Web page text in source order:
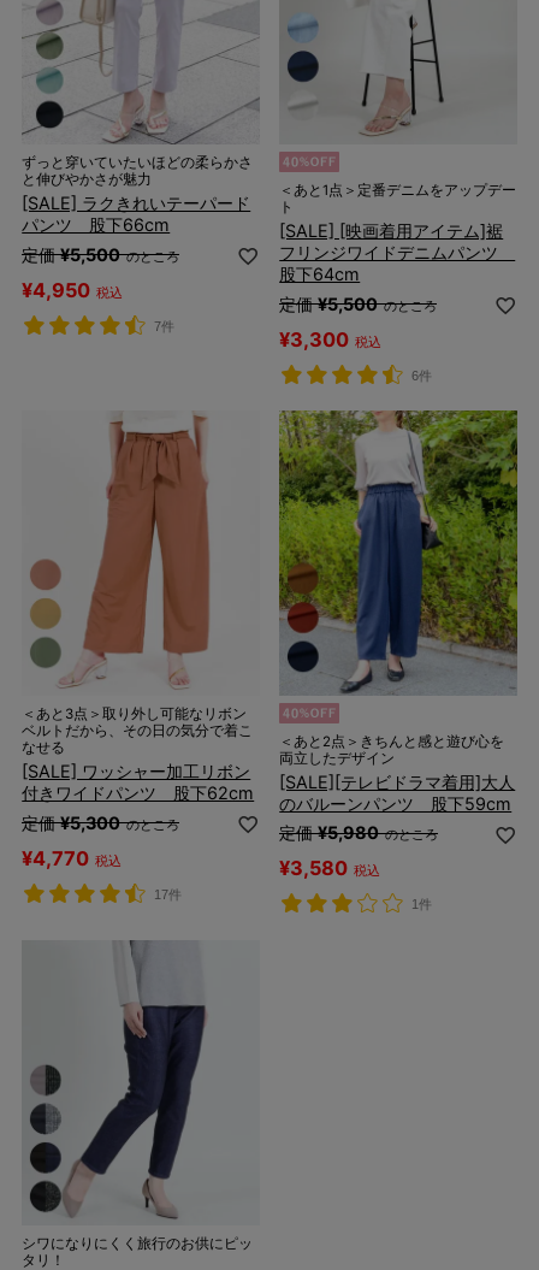
ずっと穿いていたいほどの柔らかさ
と伸びやかさが魅力
[SALE] ラクきれいテーパード
パンツ 股下66cm
定価 ¥5,500 のところ
¥4,950 税込
7件
＜あと1点＞定番デニムをアップデー
ト
[SALE] [映画着用アイテム]裾
フリンジワイドデニムパンツ
股下64cm
定価 ¥5,500 のところ
¥3,300 税込
6件
＜あと3点＞取り外し可能なリボン
ベルトだから、その日の気分で着こ
なせる
[SALE] ワッシャー加工リボン
付きワイドパンツ 股下62cm
定価 ¥5,300 のところ
¥4,770 税込
17件
＜あと2点＞きちんと感と遊び心を
両立したデザイン
[SALE][テレビドラマ着用]大人
のバルーンパンツ 股下59cm
定価 ¥5,980 のところ
¥3,580 税込
1件
シワになりにくく旅行のお供にピッ
タリ！